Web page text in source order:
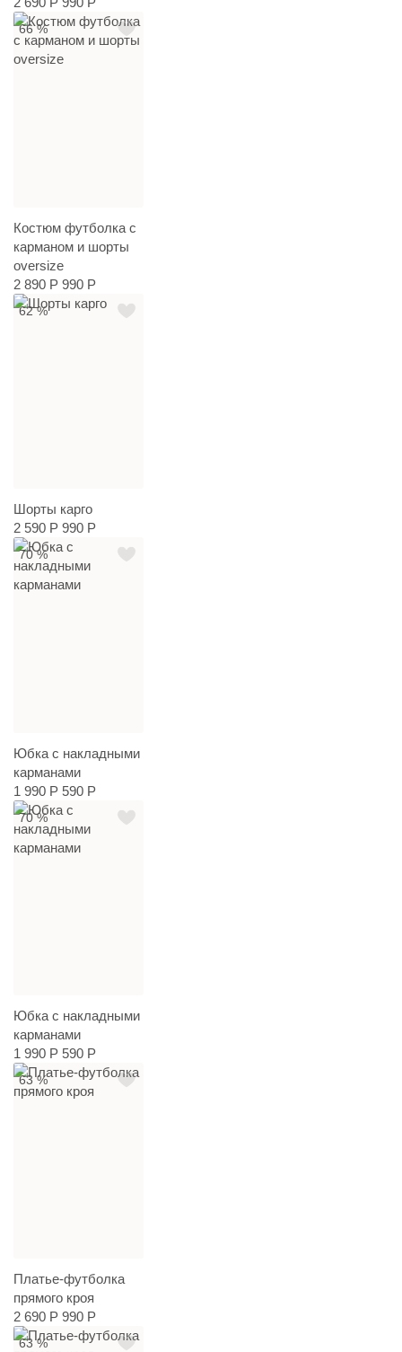
66 %
Костюм футболка с
карманом и шорты
oversize
2 890 Р 990 Р
62 %
Шорты карго
2 590 Р 990 Р
70 %
Юбка с накладными
карманами
1 990 Р 590 Р
70 %
Юбка с накладными
карманами
1 990 Р 590 Р
63 %
Платье-футболка
прямого кроя
2 690 Р 990 Р
63 %